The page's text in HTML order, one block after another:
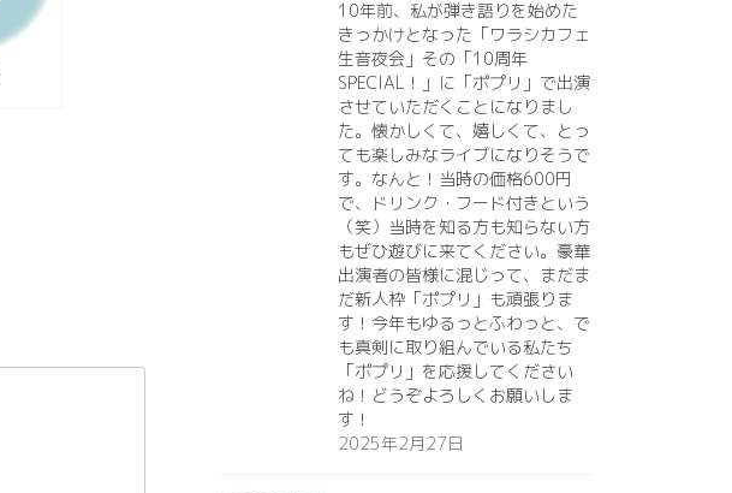
10年前、私が弾き語りを始めた
きっかけとなった「ワラシカフェ
生音夜会」その「10周年
SPECIAL！」に「ポプリ」で出演
させていただくことになりまし
た。懐かしくて、嬉しくて、とっ
ても楽しみなライブになりそうで
す。なんと！当時の価格600円
で、ドリンク・フード付きという
（笑）当時を知る方も知らない方
もぜひ遊びに来てください。豪華
出演者の皆様に混じって、まだま
だ新人枠「ポプリ」も頑張りま
す！今年もゆるっとふわっと、で
も真剣に取り組んでいる私たち
「ポプリ」を応援してください
ね！どうぞよろしくお願いしま
す！
2025年2月27日